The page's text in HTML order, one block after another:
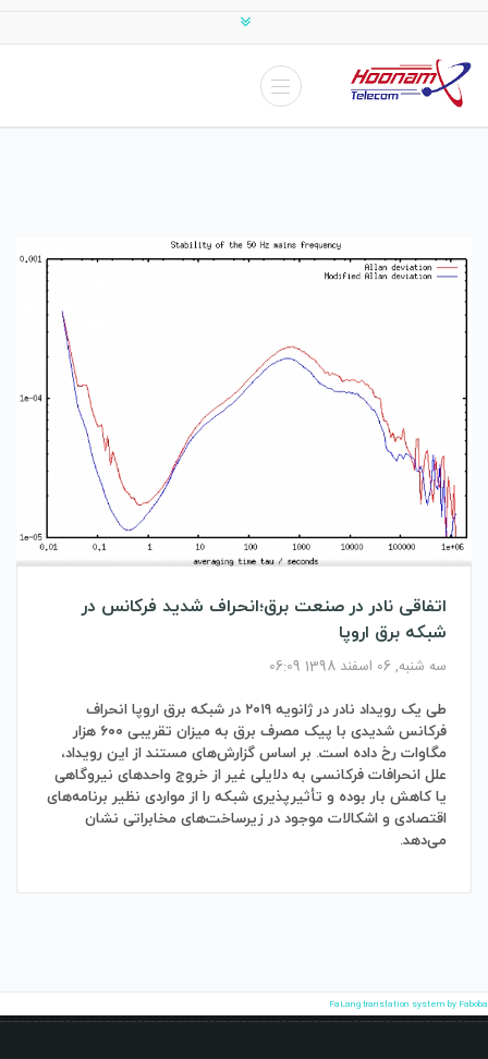
اتفاقی نادر در صنعت برق؛انحراف شدید فرکانس در
شبکه برق اروپا
سه شنبه, 06 اسفند 1398 06:09
طی یک رویداد نادر در ژانویه ۲۰۱۹ در شبکه برق اروپا انحراف
فرکانس شدیدی با پیک مصرف برق به میزان تقریبی ۶۰۰ هزار
مگاوات رخ داده است. بر اساس گزارش‌های مستند از این رویداد،
علل انحرافات فرکانسی به دلایلی غیر از خروج واحد‌های نیروگاهی
یا کاهش بار بوده و تأثیرپذیری شبکه را از مواردی نظیر برنامه‌های
اقتصادی و اشکالات موجود در زیرساخت‌های مخابراتی نشان
می‌دهد.
FaLang translation system by Faboba